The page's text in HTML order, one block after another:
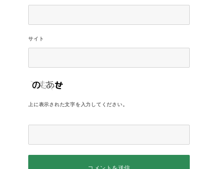
サイト
上に表示された文字を入力してください。